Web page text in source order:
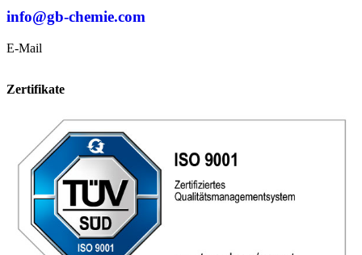
info@gb-chemie.com
E-Mail
Zertifikate